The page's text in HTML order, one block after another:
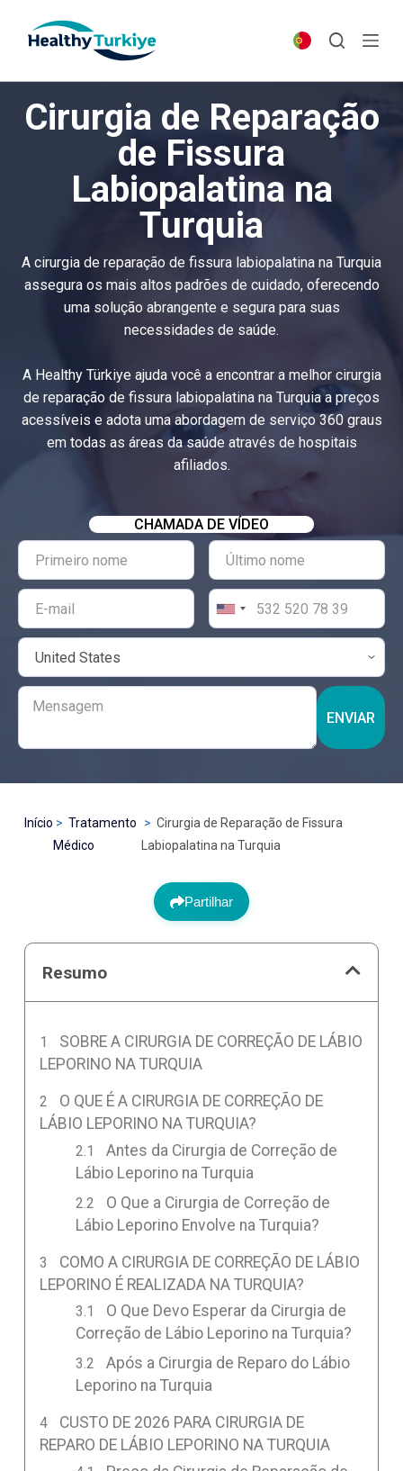
p
n
Cirurgia de Reparação
de Fissura
Labiopalatina na
Turquia
A cirurgia de reparação de fissura labiopalatina na Turquia
assegura os mais altos padrões de cuidado, oferecendo
uma solução abrangente e segura para suas
necessidades de saúde.
A Healthy Türkiye ajuda você a encontrar a melhor cirurgia
de reparação de fissura labiopalatina na Turquia a preços
acessíveis e adota uma abordagem de serviço 360 graus
em todas as áreas da saúde através de hospitais
afiliados.
CHAMADA DE VÍDEO
ENVIAR
Início
Tratamento
Médico
Cirurgia de Reparação de Fissura
Labiopalatina na Turquia
Partilhar
Resumo
SOBRE A CIRURGIA DE CORREÇÃO DE LÁBIO
LEPORINO NA TURQUIA
O QUE É A CIRURGIA DE CORREÇÃO DE
LÁBIO LEPORINO NA TURQUIA?
Antes da Cirurgia de Correção de
Lábio Leporino na Turquia
O Que a Cirurgia de Correção de
Lábio Leporino Envolve na Turquia?
COMO A CIRURGIA DE CORREÇÃO DE LÁBIO
LEPORINO É REALIZADA NA TURQUIA?
O Que Devo Esperar da Cirurgia de
Correção de Lábio Leporino na Turquia?
Após a Cirurgia de Reparo do Lábio
Leporino na Turquia
CUSTO DE 2026 PARA CIRURGIA DE
REPARO DE LÁBIO LEPORINO NA TURQUIA